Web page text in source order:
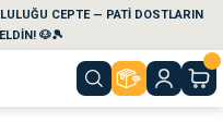
CEPTE — PATİ DOSTLARIN
🐶🎾